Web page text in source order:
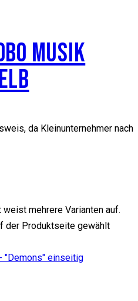
MUSIK
da Kleinunternehmer nach
mehrere Varianten auf.
der Produktseite gewählt